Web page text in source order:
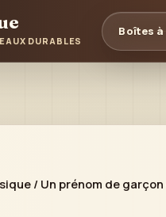
DURABLES
Boîtes
/ Un prénom de